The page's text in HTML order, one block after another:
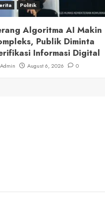
Politik
Algoritma AI Makin
Publik Diminta
Informasi Digital
Admin August 6, 2026 0